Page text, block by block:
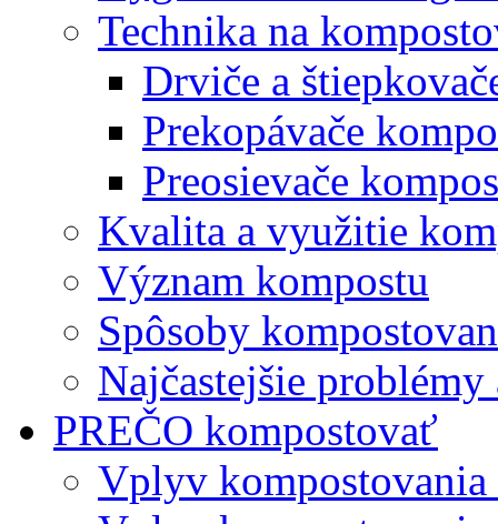
Technika na
Drviče a
Prekopávače
Preosievače
Kvalita a využitie
Význam kompostu
Spôsoby
Najčastejšie problémy
PREČO kompostovať
Vplyv kompostovania